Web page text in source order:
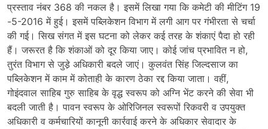
प्रस्ताव नंबर 368 की नकल है। इसमें लिखा गया कि कमेटी की मीटिंग 19
-5-2016 में हुई। इसमें पब्लिकेशन विभाग में लगी आग पर गंभीरता से चर्चा
की गई। सिख संगत में इस घटना को लेकर कई तरह के शंकाएं पैदा हो रही
हैं। जरूरत है कि शंकाओं को दूर किया जाए। कोई जांच प्रभावित न हो,
तुरंत विभाग से जुडे़ अधिकारी बदले जाएं। कुलवंत सिंह जिल्दसाज का
पब्लिकेशन में काम में कोताही के कारण ठेका रद्द किया जाता। वहीं,
गोइंदवाल साहिब गुरु साहिब के वृद्ध स्वरूप को अग्नि भेंट करने की सेवा भी
बदली जाती है। पावन स्वरूप के ओरिजिनल स्वरूपों रिकवरी व उपयुक्त
अधिकारी व कर्मचारियों कानूनी कार्रवाई करने के अधिकार सेवादार के